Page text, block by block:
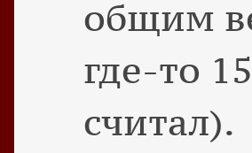
общим
где-то
считал).